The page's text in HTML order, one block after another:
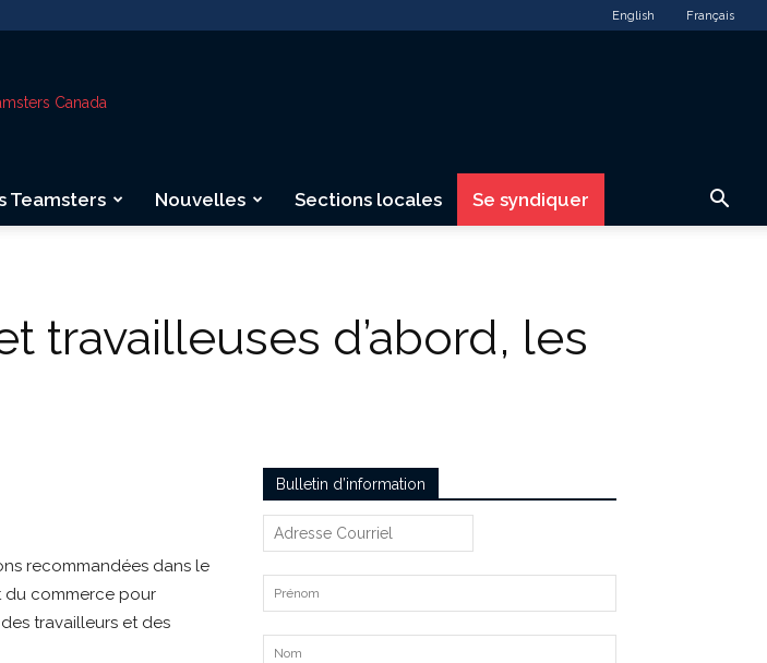
English Français
Teamsters Nouvelles Sections locales Se syndiquer
travailleuses d’abord, les
recommandées dans le
du commerce pour
travailleurs et des
Bulletin d’information